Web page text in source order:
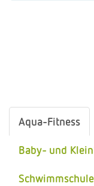
Aqua-Fitness
Baby- und